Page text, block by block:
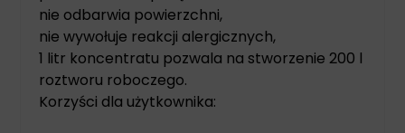
nie odbarwia powierzchni,
nie wywołuje reakcji alergicznych,
1 litr koncentratu pozwala na stworzenie 200 l
roztworu roboczego.
Korzyści dla użytkownika: